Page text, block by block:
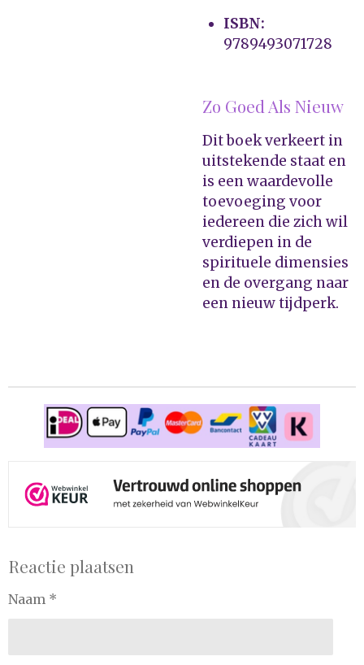
ISBN:
9789493071728
Zo Goed Als Nieuw
Dit boek verkeert in
uitstekende staat en
is een waardevolle
toevoeging voor
iedereen die zich wil
verdiepen in de
spirituele dimensies
en de overgang naar
een nieuw tijdperk.
Reactie plaatsen
Naam *